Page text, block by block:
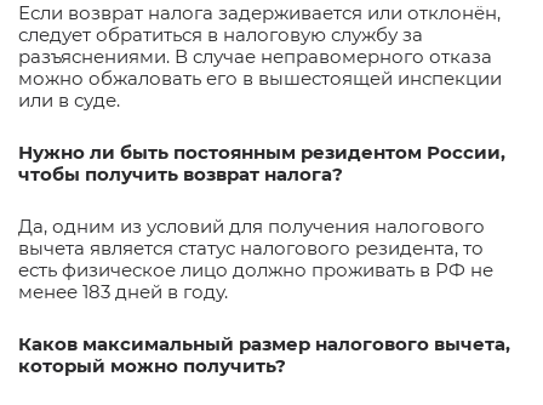
Если возврат налога задерживается или отклонён,
следует обратиться в налоговую службу за
разъяснениями. В случае неправомерного отказа
можно обжаловать его в вышестоящей инспекции
или в суде.
Нужно ли быть постоянным резидентом России,
чтобы получить возврат налога?
Да, одним из условий для получения налогового
вычета является статус налогового резидента, то
есть физическое лицо должно проживать в РФ не
менее 183 дней в году.
Каков максимальный размер налогового вычета,
который можно получить?